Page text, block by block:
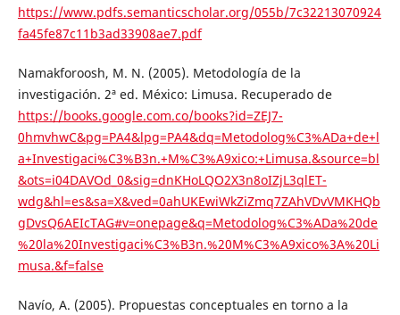
https://www.pdfs.semanticscholar.org/055b/7c32213070924
fa45fe87c11b3ad33908ae7.pdf
Namakforoosh, M. N. (2005). Metodología de la
investigación. 2ª ed. México: Limusa. Recuperado de
https://books.google.com.co/books?id=ZEJ7-
0hmvhwC&pg=PA4&lpg=PA4&dq=Metodolog%C3%ADa+de+l
a+Investigaci%C3%B3n.+M%C3%A9xico:+Limusa.&source=bl
&ots=i04DAVOd_0&sig=dnKHoLQO2X3n8oIZjL3qlET-
wdg&hl=es&sa=X&ved=0ahUKEwiWkZiZmq7ZAhVDvVMKHQb
gDvsQ6AEIcTAG#v=onepage&q=Metodolog%C3%ADa%20de
%20la%20Investigaci%C3%B3n.%20M%C3%A9xico%3A%20Li
musa.&f=false
Navío, A. (2005). Propuestas conceptuales en torno a la